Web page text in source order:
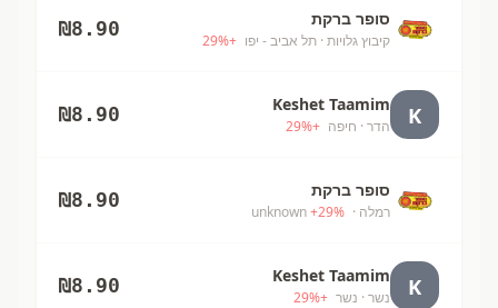
סופר ברקת
קיבוץ גלויות · תל אביב - יפו +
29%
₪8.90
K
Keshet Taamim
הדר · חיפה +
29%
₪8.90
סופר ברקת
רמלה · unknown
+29%
₪8.90
K
Keshet Taamim
נשר · נשר +
29%
₪8.90